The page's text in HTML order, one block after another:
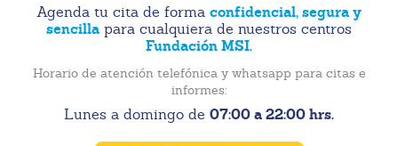
Agenda tu cita de forma confidencial, segura y
sencilla para cualquiera de nuestros centros
Fundación MSI.
Horario de atención telefónica y whatsapp para citas e
informes:
Lunes a domingo de 07:00 a 22:00 hrs.